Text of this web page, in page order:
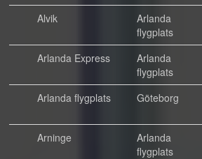
Alvik
Arlanda
flygplats
Arlanda Express
Arlanda
flygplats
Arlanda flygplats
Göteborg
Arninge
Arlanda
flygplats